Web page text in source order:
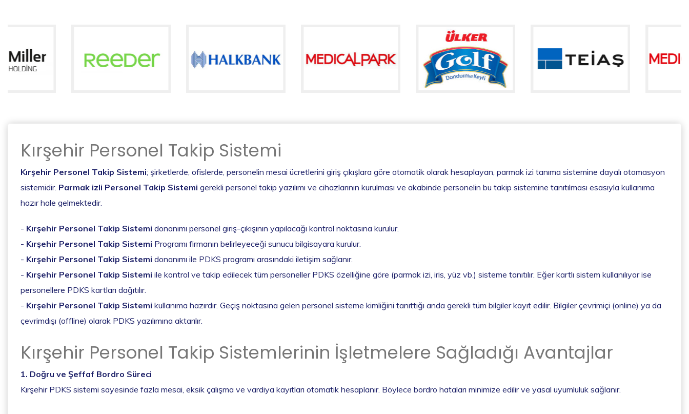
Kırşehir Personel Takip Sistemi
Kırşehir Personel Takip Sistemi; şirketlerde, ofislerde, personelin mesai ücretlerini giriş çıkışlara göre otomatik olarak hesaplayan, parmak izi tanıma sistemine dayalı otomasyon
sistemidir. Parmak izli Personel Takip Sistemi gerekli personel takip yazılımı ve cihazlarının kurulması ve akabinde personelin bu takip sistemine tanıtılması esasıyla kullanıma
hazır hale gelmektedir.
- Kırşehir Personel Takip Sistemi donanımı personel giriş-çıkışının yapılacağı kontrol noktasına kurulur.
- Kırşehir Personel Takip Sistemi Programı firmanın belirleyeceği sunucu bilgisayara kurulur.
- Kırşehir Personel Takip Sistemi donanımı ile PDKS programı arasındaki iletişim sağlanır.
- Kırşehir Personel Takip Sistemi ile kontrol ve takip edilecek tüm personeller PDKS özelliğine göre (parmak izi, iris, yüz vb.) sisteme tanıtılır. Eğer kartlı sistem kullanılıyor ise
personellere PDKS kartları dağıtılır.
- Kırşehir Personel Takip Sistemi kullanıma hazırdır. Geçiş noktasına gelen personel sisteme kimliğini tanıttığı anda gerekli tüm bilgiler kayıt edilir. Bilgiler çevrimiçi (online) ya da
çevrimdışı (offline) olarak PDKS yazılımına aktarılır.
Kırşehir Personel Takip Sistemlerinin İşletmelere Sağladığı Avantajlar
1. Doğru ve Şeffaf Bordro Süreci
Kırşehir PDKS sistemi sayesinde fazla mesai, eksik çalışma ve vardiya kayıtları otomatik hesaplanır. Böylece bordro hataları minimize edilir ve yasal uyumluluk sağlanır.